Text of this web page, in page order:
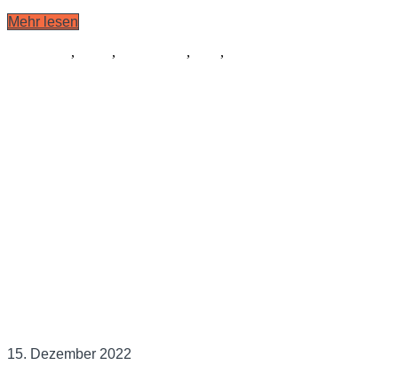
Mehr lesen
, , , ,
15. Dezember 2022